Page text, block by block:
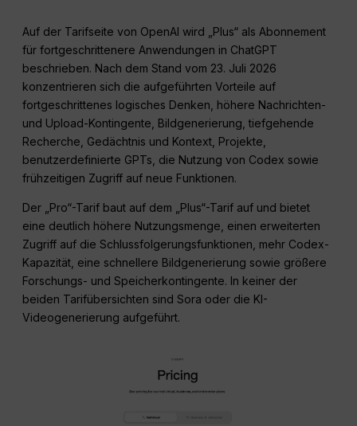
Auf der Tarifseite von OpenAI wird „Plus“ als Abonnement
für fortgeschrittenere Anwendungen in ChatGPT
beschrieben. Nach dem Stand vom 23. Juli 2026
konzentrieren sich die aufgeführten Vorteile auf
fortgeschrittenes logisches Denken, höhere Nachrichten-
und Upload-Kontingente, Bildgenerierung, tiefgehende
Recherche, Gedächtnis und Kontext, Projekte,
benutzerdefinierte GPTs, die Nutzung von Codex sowie
frühzeitigen Zugriff auf neue Funktionen.
Der „Pro“-Tarif baut auf dem „Plus“-Tarif auf und bietet
eine deutlich höhere Nutzungsmenge, einen erweiterten
Zugriff auf die Schlussfolgerungsfunktionen, mehr Codex-
Kapazität, eine schnellere Bildgenerierung sowie größere
Forschungs- und Speicherkontingente. In keiner der
beiden Tarifübersichten sind Sora oder die KI-
Videogenerierung aufgeführt.